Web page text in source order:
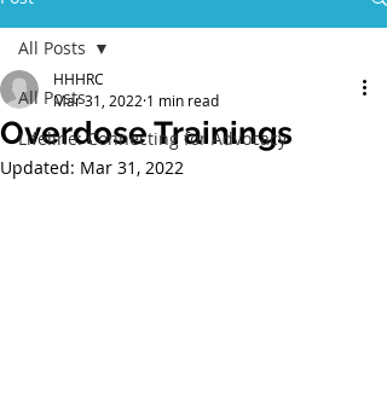
All Posts
Lifeline: Connecting for Advocacy
All Posts
Overdose Trainings
HHHRC
Mar 31, 2022 1 min read
Updated: Mar 31, 2022